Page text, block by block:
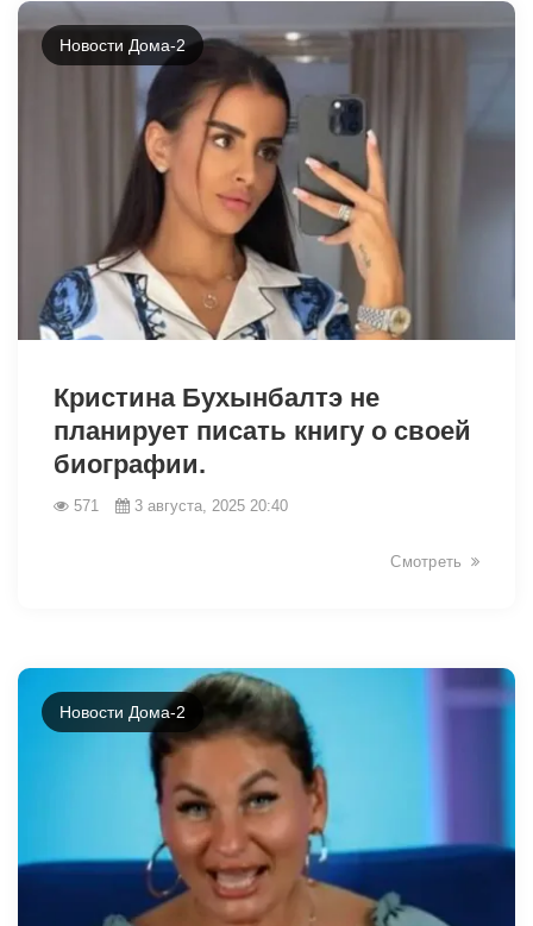
Новости Дома-2
Кристина Бухынбалтэ не
планирует писать книгу о своей
биографии.
571 3 августа, 2025 20:40
Смотреть
Новости Дома-2